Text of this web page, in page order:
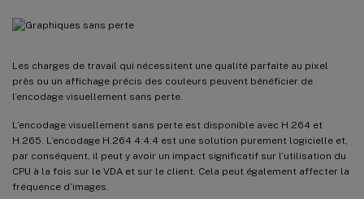
Les charges de travail qui nécessitent une qualité parfaite au pixel
près ou un affichage précis des couleurs peuvent bénéficier de
l’encodage visuellement sans perte.
L’encodage visuellement sans perte est disponible avec H.264 et
H.265. L’encodage H.264 4:4:4 est une solution purement logicielle et,
par conséquent, il peut y avoir un impact significatif sur l’utilisation du
CPU à la fois sur le VDA et sur le client. Cela peut également affecter la
fréquence d’images.